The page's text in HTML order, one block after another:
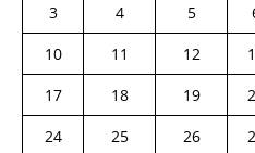
3
4 5
10
11 12
17
18 19
24
25 26